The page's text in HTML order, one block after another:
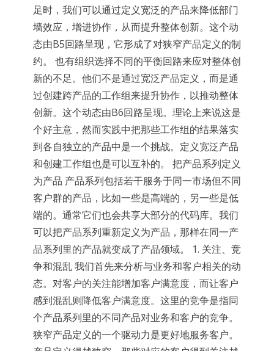
足时，我们可以通过定义宽泛的产品来降低部门
墙效应，增进协作，从而提升整体创新。这个动
态由B5回路呈现，它形成了对狭窄产品定义的制
约。 也有组织选择不同的平衡回路来应对整体创
新的不足。他们不是通过宽泛产品定义，而是通
过创建跨产品的工作组来提升协作，以推动整体
创新。这个动态由B6回路呈现。理论上来说这是
个好主意，然而实践中把那些工作组的结果落实
到各自独立的产品中是一个挑战。定义宽泛产品
和创建工作组也是可以互补的。 把产品系列定义
为产品 产品系列包括若干服务于同一市场但不同
客户群的产品，比如一些是高端的，另一些是低
端的。通常它们也会共享大部分的代码库。我们
可以把产品系列重新定义为产品，那样在同一产
品系列里的产品就变成了产品领域。 1. 关注、竞
争和混乱 我们首先来分析与业务和客户相关的动
态。对客户的关注能增加客户满意度，而让客户
感到混乱则降低客户满意度。这里的竞争是指同
个产品系列里的不同产品对业务和客户的竞争。
狭窄产品定义的一个驱动力是更好地服务客户。